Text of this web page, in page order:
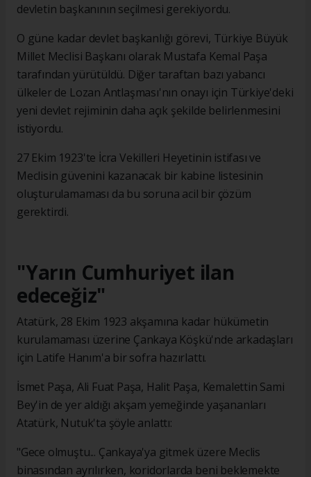
devletin başkanının seçilmesi gerekiyordu.
O güne kadar devlet başkanlığı görevi, Türkiye Büyük
Millet Meclisi Başkanı olarak Mustafa Kemal Paşa
tarafından yürütüldü. Diğer taraftan bazı yabancı
ülkeler de Lozan Antlaşması'nın onayı için Türkiye'deki
yeni devlet rejiminin daha açık şekilde belirlenmesini
istiyordu.
27 Ekim 1923'te İcra Vekilleri Heyetinin istifası ve
Meclisin güvenini kazanacak bir kabine listesinin
oluşturulamaması da bu soruna acil bir çözüm
gerektirdi.
"Yarın Cumhuriyet ilan
edeceğiz"
Atatürk, 28 Ekim 1923 akşamına kadar hükümetin
kurulamaması üzerine Çankaya Köşkü'nde arkadaşları
için Latife Hanım'a bir sofra hazırlattı.
İsmet Paşa, Ali Fuat Paşa, Halit Paşa, Kemalettin Sami
Bey'in de yer aldığı akşam yemeğinde yaşananları
Atatürk, Nutuk'ta şöyle anlattı:
"Gece olmuştu... Çankaya'ya gitmek üzere Meclis
binasından ayrılırken, koridorlarda beni beklemekte